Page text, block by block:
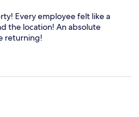
Every employee felt like a
the location! An absolute
returning!